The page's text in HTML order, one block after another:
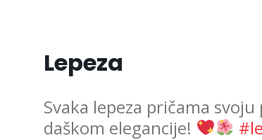
Lepeza
Svaka lepeza pričama
daškom elegancije!